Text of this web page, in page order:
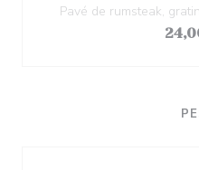
Pavé de rumsteak,